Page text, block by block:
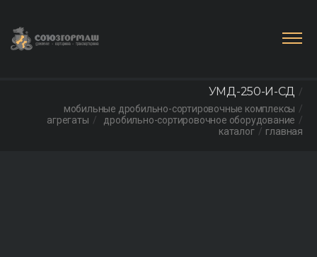
главная
каталог
дробильно-сортировочное оборудование
агрегаты
мобильные дробильно-сортировочные комплексы
УМД-250-И-СД